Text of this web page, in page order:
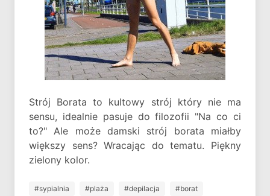
Strój Borata to kultowy strój który nie ma
sensu, idealnie pasuje do filozofii "Na co ci
to?" Ale może damski strój borata miałby
większy sens? Wracając do tematu. Piękny
zielony kolor.
#sypialnia #plaża #depilacja #borat